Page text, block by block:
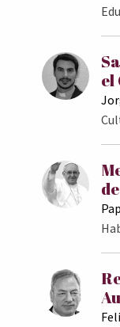
el